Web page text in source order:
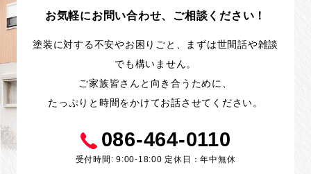
お気軽にお問い合わせ、ご相談ください！
塗装に対する不安やお困りごと、まずは世間話や雑談
でも構いません。
ご家族皆さんと向き合うために、
たっぷりと時間をかけてお話させてください。
086-464-0110
受付時間: 9:00-18:00 定休日：年中無休